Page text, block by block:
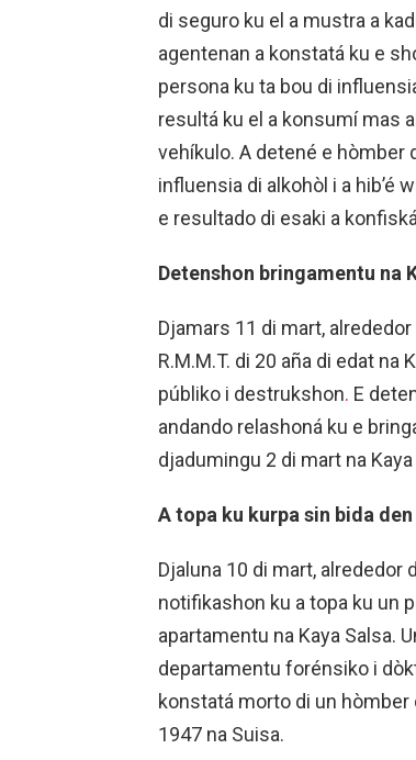
di seguro ku el a mustra a
agentenan a konstatá ku e
persona ku ta bou di
resultá ku el a konsumí mas
vehíkulo. A detené e hòmber
influensia di alkohòl i a hib’é
e resultado di esaki a
Detenshon bringamentu na
Djamars 11 di mart,
R.M.M.T. di 20 aña di edat
públiko i destrukshon. E
andando relashoná ku e
djadumingu 2 di mart na
A topa ku kurpa sin bida
Djaluna 10 di mart, alrededor
notifikashon ku a topa ku un
apartamentu na Kaya Salsa.
departamentu forénsiko i
konstatá morto di un hòmber
1947 na Suisa.